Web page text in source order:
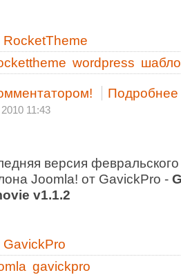
RocketTheme
wordpress
Подробнее
11:43
версия февральского
Joomla! от GavickPro -
v1.1.2
GavickPro
gavickpro